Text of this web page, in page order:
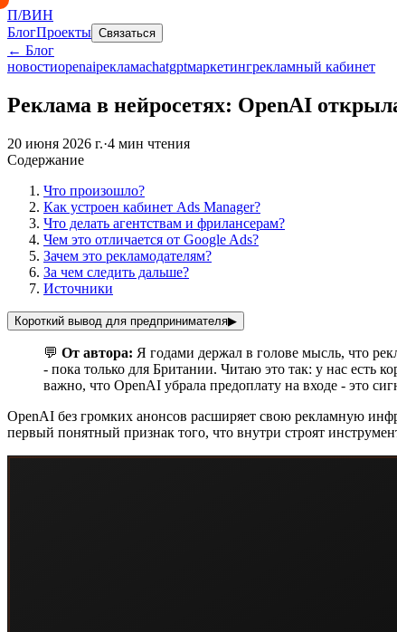
П/ВИН
БлогПроекты Связаться
← Блог
новостиopenaiрекламаchatgptмаркетингрекламный кабинет
Реклама в нейросетях: OpenAI
20 июня 2026 г.·4 мин чтения
Содержание
Что произошло?
Как устроен кабинет Ads Manager?
Что делать агентствам и фрилансерам?
Чем это отличается от Google Ads?
Зачем это рекламодателям?
За чем следить дальше?
Источники
Короткий вывод для предпринимателя▶
💬 От автора: Я годами держал в голове мысль, что
- пока только для Британии. Читаю это так: у нас есть
важно, что OpenAI убрала предоплату на входе - это
OpenAI без громких анонсов расширяет свою рекламную
первый понятный признак того, что внутри строят